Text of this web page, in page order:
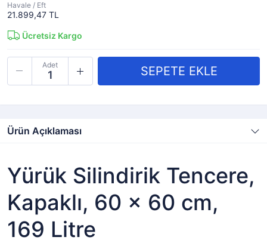
Havale / Eft
21.899,47 TL
Ücretsiz Kargo
Adet
Ürün Açıklaması
Yürük Silindirik Tencere,
Kapaklı, 60 x 60 cm,
169 Litre